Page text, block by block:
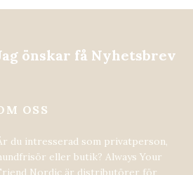
önskar få Nyhetsbrev
OSS
du intresserad som privatperson,
eller butik? Always Your
Nordic är distributörer för